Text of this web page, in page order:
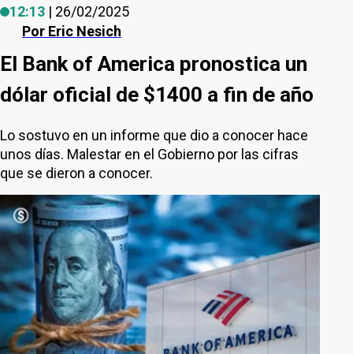
Por Eric Nesich
12:13 | 26/02/2025
El Bank of America pronostica un
dólar oficial de $1400 a fin de año
Lo sostuvo en un informe que dio a conocer hace
unos días. Malestar en el Gobierno por las cifras
que se dieron a conocer.